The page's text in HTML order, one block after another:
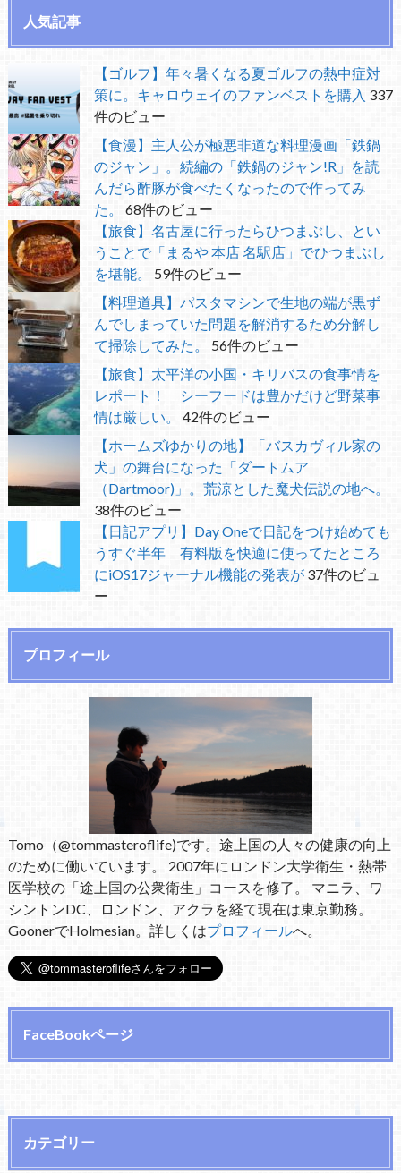
人気記事
【ゴルフ】年々暑くなる夏ゴルフの熱中症対
策に。キャロウェイのファンベストを購入 337
件のビュー
【食漫】主人公が極悪非道な料理漫画「鉄鍋
のジャン」。続編の「鉄鍋のジャン!R」を読
んだら酢豚が食べたくなったので作ってみ
た。
68件のビュー
【旅食】名古屋に行ったらひつまぶし、とい
うことで「まるや 本店 名駅店」でひつまぶし
を堪能。
59件のビュー
【料理道具】パスタマシンで生地の端が黒ず
んでしまっていた問題を解消するため分解し
て掃除してみた。
56件のビュー
【旅食】太平洋の小国・キリバスの食事情を
レポート！ シーフードは豊かだけど野菜事
情は厳しい。
42件のビュー
【ホームズゆかりの地】「バスカヴィル家の
犬」の舞台になった「ダートムア
（Dartmoor)」。荒涼とした魔犬伝説の地へ。
38件のビュー
【日記アプリ】Day Oneで日記をつけ始めても
うすぐ半年 有料版を快適に使ってたところ
にiOS17ジャーナル機能の発表が 37件のビュ
ー
プロフィール
Tomo（@tommasteroflife)です。途上国の人々の健康の向上
のために働いています。 2007年にロンドン大学衛生・熱帯
医学校の「途上国の公衆衛生」コースを修了。 マニラ、ワ
シントンDC、ロンドン、アクラを経て現在は東京勤務。
GoonerでHolmesian。詳しくはプロフィールへ。
FaceBookページ
カテゴリー